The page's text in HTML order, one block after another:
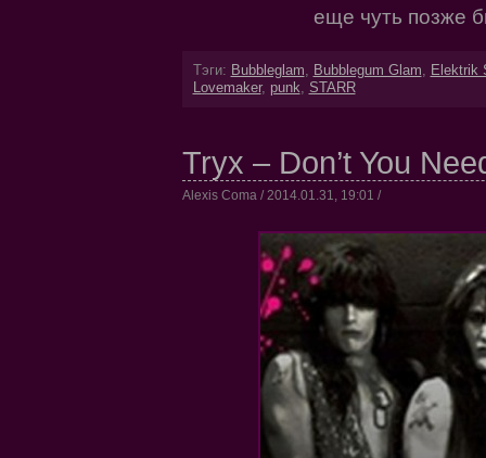
еще чуть позже
Тэги: Bubbleglam Bubblegum Glam
Elektrik
Lovemaker, punk STARR
Tryx – Don’t You
Alexis Coma / 2014.01.31, 19:01 /